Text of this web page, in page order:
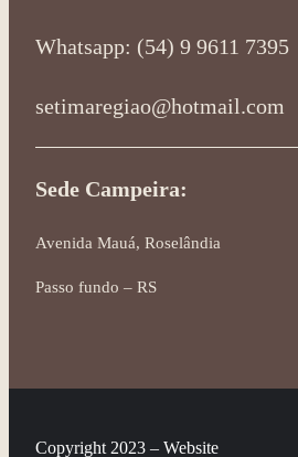
Whatsapp: (54) 9 9611 7395
setimaregiao@hotmail.com
Sede Campeira:
Avenida Mauá, Roselândia
Passo fundo – RS
Copyright 2023 – Website